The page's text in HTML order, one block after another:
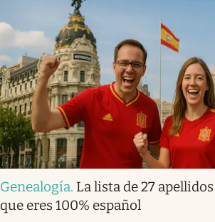
Genealogía. La lista de 27
que eres 100% español